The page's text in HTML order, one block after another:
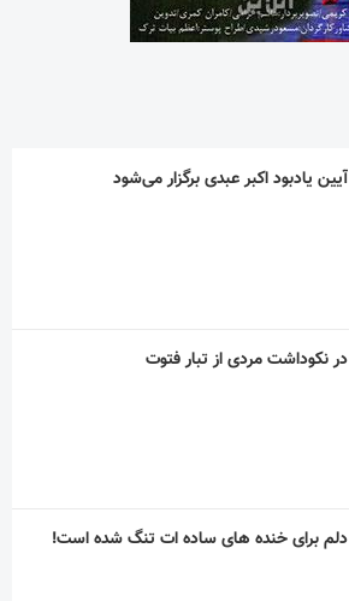
آیین یادبود اکبر عبدی برگزار می‌شود
در نکوداشت مردی از تبار فتوت
دلم برای خنده های ساده ات تنگ شده است!